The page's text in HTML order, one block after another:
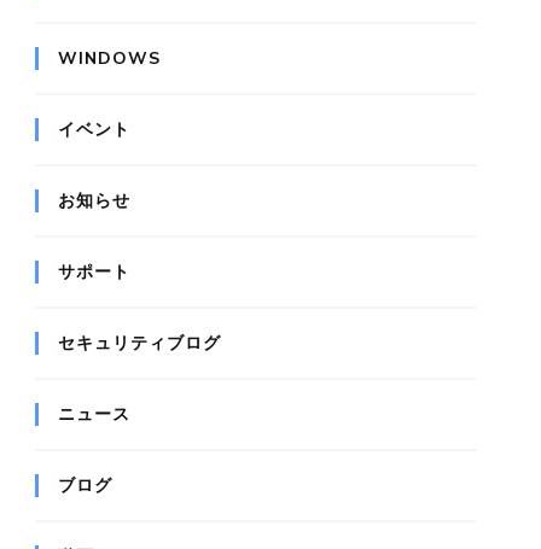
WINDOWS
イベント
お知らせ
サポート
セキュリティブログ
ニュース
ブログ